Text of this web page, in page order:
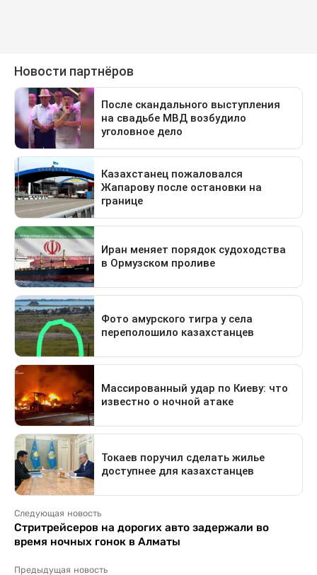
Следующая новость
Стритрейсеров на дорогих авто задержали во
время ночных гонок в Алматы
Предыдущая новость